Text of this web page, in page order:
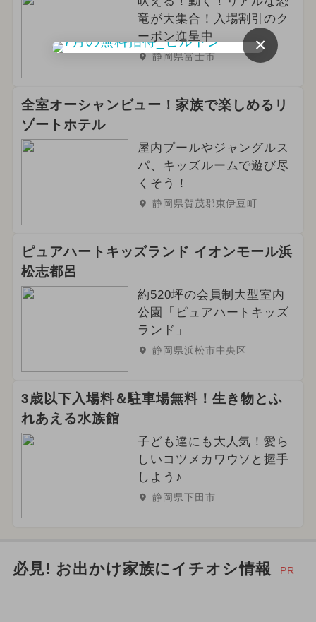
竜が大集合！入場割引のク
ーポン進呈中
静岡県富士市
全室オーシャンビュー！家族で楽しめるリ
ゾートホテル
屋内プールやジャングルス
パ、キッズルームで遊び尽
くそう！
静岡県賀茂郡東伊豆町
ピュアハートキッズランド イオンモール浜
松志都呂
約520坪の会員制大型室内
公園「ピュアハートキッズ
ランド」
静岡県浜松市中央区
3歳以下入場料＆駐車場無料！生き物とふ
れあえる水族館
子ども達にも大人気！愛ら
しいコツメカワウソと握手
しよう♪
静岡県下田市
必見! お出かけ家族にイチオシ情報 PR
×